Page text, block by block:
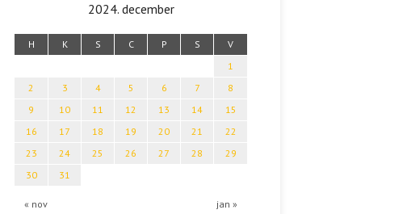
2024. december
H K S C P S V
« nov jan »
1
2
3 4 5 6 7
8
9
10 11 12 13 14
15
16
17 18 19 20 21
22
23
24 25 26 27 28
29
30
31